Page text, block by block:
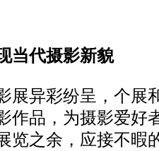
代摄影新貌
异彩纷呈，个展
作品，为摄影爱好
览之余，应接不暇